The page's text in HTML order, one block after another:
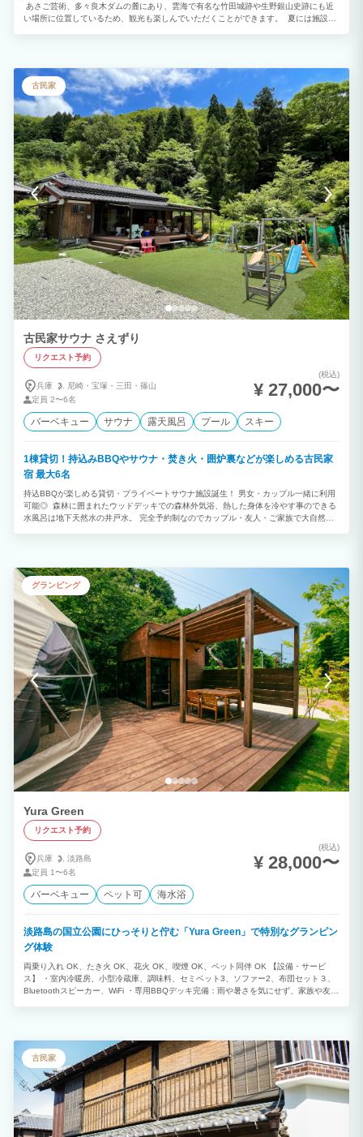
あさご芸術、多々良木ダムの麓にあり、雲海で有名な竹田城跡や生野銀山史跡にも近
い場所に位置しているため、観光も楽しんでいただくことができます。 夏には施設前
い思い出を作りませんか？
古民家
古民家サウナ さえずり
リクエスト予約
兵庫 尼崎・ 宝塚・ 三田・ 篠山
定員 2〜6名
(税込)
¥ 27,000〜
バーベキュー サウナ 露天風呂 プール スキー
1棟貸切！持込みBBQやサウナ・焚き火・囲炉裏などが楽しめる古民家
宿 最大6名
持込BBQが楽しめる貸切・プライベートサウナ施設誕生！ 男女・カップル一緒に利用
可能◎ 森林に囲まれたウッドデッキでの森林外気浴、熱した身体を冷やす事のできる
水風呂は地下天然水の井戸水。 完全予約制なのでカップル・友人・ご家族で大自然で
1,000円追加（現地払い）5歳以下無料 レイトチェックアウトについて 14時チェック
アウトの場合、別途大人1人2,500円追加・小中学生1,000円追加（現地払い）5歳以下
無料 ご希望の場合事前に問い合わせお願い致します。メッセージにてお返事致します
(日帰り予約が入っている場合ご希望に添えない場合も御座いますのでご了承願います)
【サウナのご利用】 男女・カップル一緒にサウナ利用可能。 刺青・タトゥー利用可
能。 ととのいながら喫煙可能。 水着着用必須。 サウナ利用時間：夜20:30まで翌日
9:00から ■北欧フィンランド式バレルサウナ 設定温度100℃、アロマ水を入れたセル
フロウリュウ ゆったりお過ごし頂くのは大人4人程度までのご利用がお勧めです。 最
大6名収容 順番に入って頂ければ大人数でも楽しめます。 ※水着着用必須 ■屋外BBQ
エリア 冷蔵庫・BBQコンロ・電子レンジ・炊飯器・トースターは無料貸出 調味料（ほ
りにし・マキシマム・塩コショウ・一味・塩・胡椒）紙皿・トング・コップ類など全て
無料！ 炭の火起こしやBBQ準備もさせて頂きます。 炭代金（網含む）宿泊
時1000円 室内キッチンスペース有 屋根付きウッドデッキで持込頂いたお食事やお飲み
物をご自由にお楽しみ下さい。(雨でも濡れません) ■森林外気浴エリア 鳥のさえずり
や虫の鳴き声を聞きながらととえます Bluetoothスピーカー有 インフィニティチェ
ア、フルフラットベット、ハンモックなど 大型テラス下で雨でも快適に過ごせます ■
露天風呂 外気浴の後に冷めた身体を温めて下さい。冬場でも快適に過ごせます。 ■温
水シャワー サウナ後の掛湯などに シャンプー・トリートメント・ボディーソープ・洗
顔完備 ■地下天然水風呂 水風呂は地下天然水の井戸水、水温15℃前後 チラー（水冷却
棒,トランポリンなど目の前でお子様を遊ばせれるので安心です。 季節のよってトン
ボ・蝶々・カエルなど様々な生き物も見られます。 アメニティ：使い捨て歯ブラシ・
フェイスタオル・ドライヤー・シャンプー類・化粧水・乳液・洗顔・クレンジングなど
チェックイン・チェックアウトは施設にて行います。 管理棟よりスタッフが参ります
ので宜しくお願い致します。 □BBQや焚き火など屋外ご利用時間は23時までとなりま
す。 □騒音に関して 近隣に人が生活しておりますので大声での宴会や大音量での音楽
など大きな音がでる行為はお控えください。 □居住敷地内に宿泊施設があり、人の出入
りがございます、ご迷惑お掛けする事もあるかと思いますが、何卒ご理解ご了承宜しく
グランピング
Yura Green
リクエスト予約
兵庫
淡路島
定員 1〜6名
(税込)
¥ 28,000〜
バーベキュー ペット可 海水浴
淡路島の国立公園にひっそりと佇む「Yura Green」で特別なグランピン
グ体験
両乗り入れ OK、たき火 OK、花火 OK、喫煙 OK、ペット同伴 OK 【設備・サービ
ス】 ・室内冷暖房、小型冷蔵庫、調味料、セミベット3、ソファー2、布団セット３、
Bluetoothスピーカー、WiFi ・専用BBQデッキ完備：雨や暑さを気にせず、家族や友人
ミダブルベッド3台＋布団3セット（4名以上の場合は布団をご利用いただきます ※定
員人数のカウントは6歳以上（小学生）からとなります。 ※小学生以上は大人料金の半
額 【駐車場】 ・駐車場1台分無料：2台目以降は徒歩1分の予備駐車場をご案内します
【チェックイン／チェックアウト】 ・チェックイン：15:00 ・チェックアウト：10:00
【ご注意事項】 ・室内着や寝間着はご持参ください ・喫煙エリアは施設入口の指定場
所のみとなります 《よくあるご質問》 ・チェックイン時間に遅れる場合はどうしたら
良いですか？ 有人受付が18時までとなっています。18時を超える場合は必ずご連絡く
ださい。 ・ペットは同伴可能ですか？料金はかかりますか？ 無料で同伴可能です。手
古民家